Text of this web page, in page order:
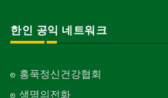
한인 공익 네트워크
홍푹정신건강협회
생명의전화